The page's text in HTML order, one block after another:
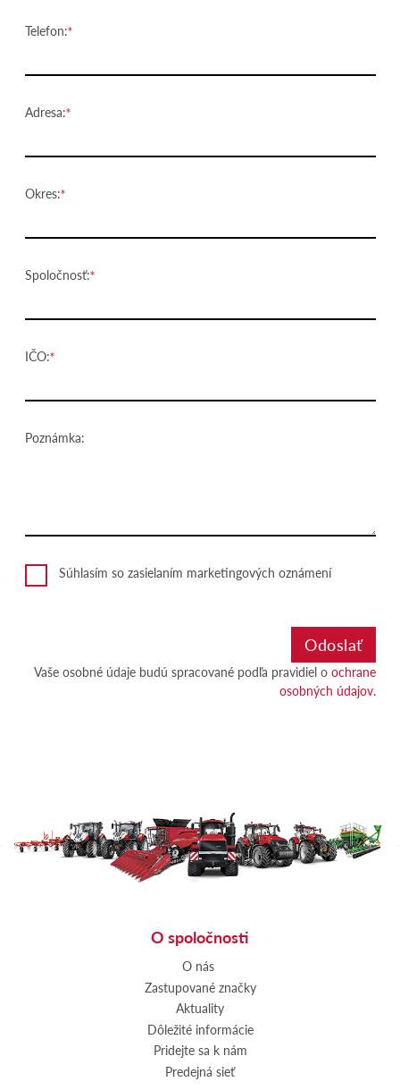
Telefon:
Adresa:
Okres:
Spoločnosť:
IČO:
Poznámka:
Súhlasím so zasielaním marketingových oznámení
Vaše osobné údaje budú spracované podľa pravidiel o ochrane
osobných údajov.
O spoločnosti
O nás
Zastupované značky
Aktuality
Dôležité informácie
Pridejte sa k nám
Predejná sieť